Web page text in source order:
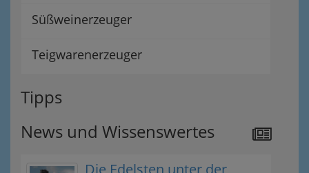
Süßweinerzeuger
Teigwarenerzeuger
Tipps
News und Wissenswertes
Die Edelsten unter der